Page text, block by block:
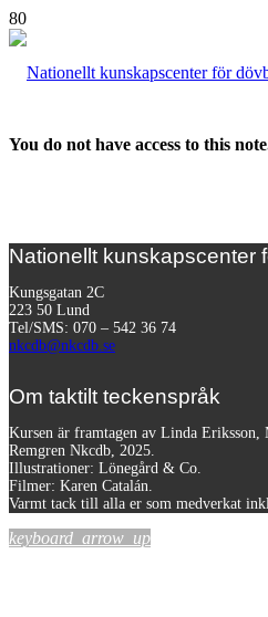
You do not have access to this
Nationellt kunskapscenter
Kungsgatan 2C
223 50 Lund
Tel/SMS: 070 – 542 36 74
nkcdb@nkcdb.se
Om taktilt teckenspråk
Kursen är framtagen av Linda Eriksson,
Remgren Nkcdb, 2025.
Illustrationer: Lönegård & Co.
Filmer: Karen Catalán.
Varmt tack till alla er som medverkat
keyboard_arrow_up